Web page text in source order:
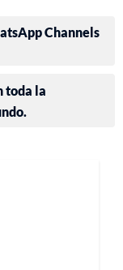
Channels
toda la